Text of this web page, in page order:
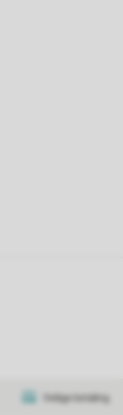
Veilige betaling